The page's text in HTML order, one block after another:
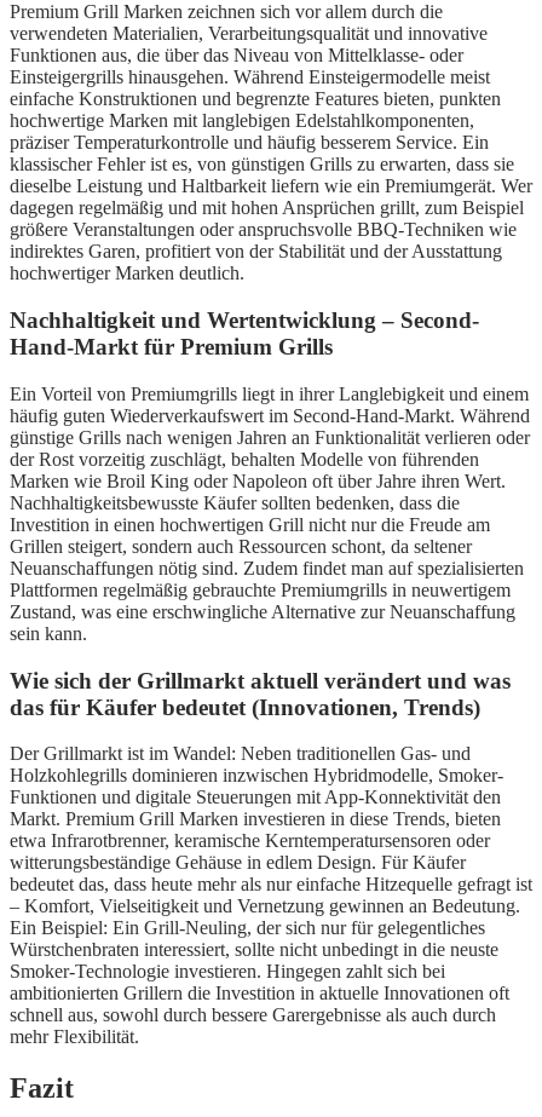
Premium Grill Marken zeichnen sich vor allem durch die
verwendeten Materialien, Verarbeitungsqualität und innovative
Funktionen aus, die über das Niveau von Mittelklasse- oder
Einsteigergrills hinausgehen. Während Einsteigermodelle meist
einfache Konstruktionen und begrenzte Features bieten, punkten
hochwertige Marken mit langlebigen Edelstahlkomponenten,
präziser Temperaturkontrolle und häufig besserem Service. Ein
klassischer Fehler ist es, von günstigen Grills zu erwarten, dass sie
dieselbe Leistung und Haltbarkeit liefern wie ein Premiumgerät. Wer
dagegen regelmäßig und mit hohen Ansprüchen grillt, zum Beispiel
größere Veranstaltungen oder anspruchsvolle BBQ-Techniken wie
indirektes Garen, profitiert von der Stabilität und der Ausstattung
hochwertiger Marken deutlich.
Nachhaltigkeit und Wertentwicklung – Second-
Hand-Markt für Premium Grills
Ein Vorteil von Premiumgrills liegt in ihrer Langlebigkeit und einem
häufig guten Wiederverkaufswert im Second-Hand-Markt. Während
günstige Grills nach wenigen Jahren an Funktionalität verlieren oder
der Rost vorzeitig zuschlägt, behalten Modelle von führenden
Marken wie Broil King oder Napoleon oft über Jahre ihren Wert.
Nachhaltigkeitsbewusste Käufer sollten bedenken, dass die
Investition in einen hochwertigen Grill nicht nur die Freude am
Grillen steigert, sondern auch Ressourcen schont, da seltener
Neuanschaffungen nötig sind. Zudem findet man auf spezialisierten
Plattformen regelmäßig gebrauchte Premiumgrills in neuwertigem
Zustand, was eine erschwingliche Alternative zur Neuanschaffung
sein kann.
Wie sich der Grillmarkt aktuell verändert und was
das für Käufer bedeutet (Innovationen, Trends)
Der Grillmarkt ist im Wandel: Neben traditionellen Gas- und
Holzkohlegrills dominieren inzwischen Hybridmodelle, Smoker-
Funktionen und digitale Steuerungen mit App-Konnektivität den
Markt. Premium Grill Marken investieren in diese Trends, bieten
etwa Infrarotbrenner, keramische Kerntemperatursensoren oder
witterungsbeständige Gehäuse in edlem Design. Für Käufer
bedeutet das, dass heute mehr als nur einfache Hitzequelle gefragt ist
– Komfort, Vielseitigkeit und Vernetzung gewinnen an Bedeutung.
Ein Beispiel: Ein Grill-Neuling, der sich nur für gelegentliches
Würstchenbraten interessiert, sollte nicht unbedingt in die neuste
Smoker-Technologie investieren. Hingegen zahlt sich bei
ambitionierten Grillern die Investition in aktuelle Innovationen oft
schnell aus, sowohl durch bessere Garergebnisse als auch durch
mehr Flexibilität.
Fazit